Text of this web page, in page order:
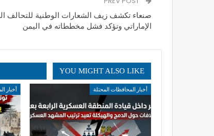
صنعاء تكشف زيف الشعارات الوطنية للتحالف
الإماراتي وتؤكد فشل مخططاته في اليمن
YOU MIGHT ALSO LIKE
أخبار المحافظات المحتلة أخبار